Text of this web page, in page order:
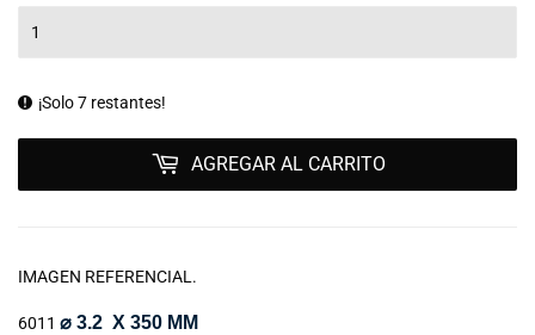
¡Solo 7 restantes!
AGREGAR AL CARRITO
IMAGEN REFERENCIAL.
6011 ⌀ 3.2 X 350 MM